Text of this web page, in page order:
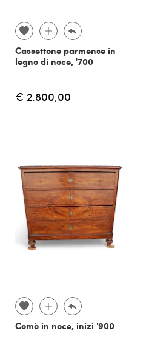
Cassettone parmense in
legno di noce, '700
€ 2.800,00
Comò in noce, inizi '900